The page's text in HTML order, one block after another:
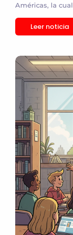
Américas, la
Leer noticia